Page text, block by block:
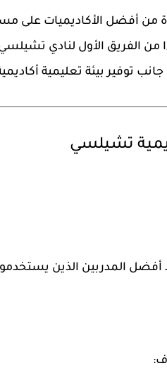
من أفضل الأكاديميات على
من الفريق الأول لنادي
جانب توفير بيئة تعليمية
تشيلسي
أفضل المدربين الذين